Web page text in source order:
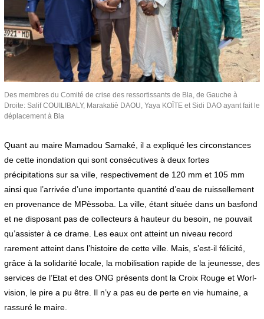
Des membres du Comité de crise des ressortissants de Bla, de Gauche à
Droite: Salif COUILIBALY, Marakatiè DAOU, Yaya KOÏTE et Sidi DAO ayant fait le
déplacement à Bla
Quant au maire Mamadou Samaké, il a expliqué les circonstances
de cette inondation qui sont consécutives à deux fortes
précipitations sur sa ville, respectivement de 120 mm et 105 mm
ainsi que l’arrivée d’une importante quantité d’eau de ruissellement
en provenance de MPèssoba. La ville, étant située dans un basfond
et ne disposant pas de collecteurs à hauteur du besoin, ne pouvait
qu’assister à ce drame. Les eaux ont atteint un niveau record
rarement atteint dans l’histoire de cette ville. Mais, s’est-il félicité,
grâce à la solidarité locale, la mobilisation rapide de la jeunesse, des
services de l’Etat et des ONG présents dont la Croix Rouge et Worl-
vision, le pire a pu être. Il n’y a pas eu de perte en vie humaine, a
rassuré le maire.